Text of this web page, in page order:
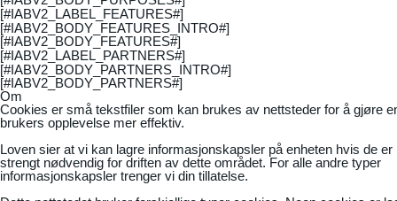
[#IABV2_LABEL_FEATURES#]
[#IABV2_BODY_FEATURES_INTRO#]
[#IABV2_BODY_FEATURES#]
[#IABV2_LABEL_PARTNERS#]
[#IABV2_BODY_PARTNERS_INTRO#]
[#IABV2_BODY_PARTNERS#]
Om
Cookies er små tekstfiler som kan brukes av nettsteder for å gjøre
brukers opplevelse mer effektiv.
Loven sier at vi kan lagre informasjonskapsler på enheten hvis de er
strengt nødvendig for driften av dette området. For alle andre typer
informasjonskapsler trenger vi din tillatelse.